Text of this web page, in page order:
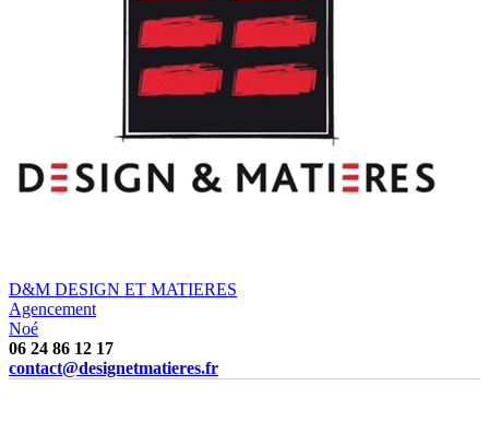
D&M DESIGN ET MATIERES
Agencement
Noé
06 24 86 12 17
contact@designetmatieres.fr